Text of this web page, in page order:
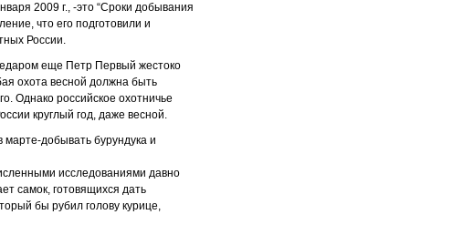
2009 г., -это “Сроки добывания
что его подготовили и
России.
еще Петр Первый жестоко
охота весной должна быть
Однако российское охотничье
круглый год, даже весной.
добывать бурундука и
исследованиями давно
самок, готовящихся дать
бы рубил голову курице,